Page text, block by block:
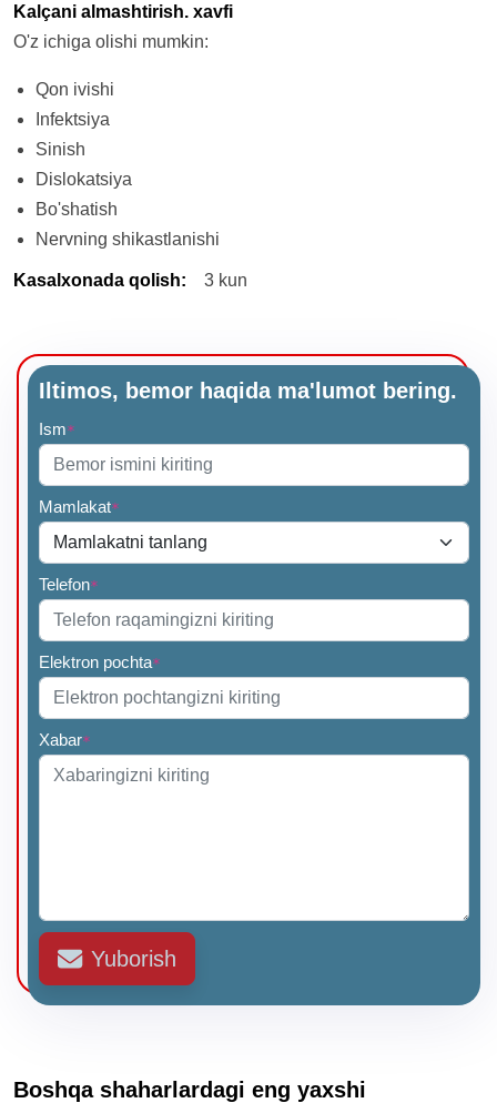
Kalçani almashtirish. xavfi
O'z ichiga olishi mumkin:
Qon ivishi
Infektsiya
Sinish
Dislokatsiya
Bo'shatish
Nervning shikastlanishi
Kasalxonada qolish: 3 kun
Iltimos, bemor haqida ma'lumot bering.
Ism*
Mamlakat*
Telefon*
Elektron pochta*
Xabar*
Yuborish
Boshqa shaharlardagi eng yaxshi